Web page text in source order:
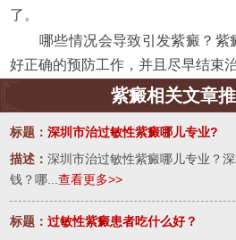
了。
哪些情况会导致引发紫癜？紫
好正确的预防工作，并且尽早结束治
紫癜相关文章
标题：深圳市治过敏性紫癜哪儿专业?
描述：深圳市治过敏性紫癜哪儿专业？
钱？哪...查看更多>>
标题：过敏性紫癜患者吃什么好？